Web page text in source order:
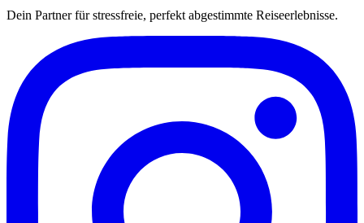
Dein Partner für stressfreie, perfekt abgestimmte Reiseerlebnisse.